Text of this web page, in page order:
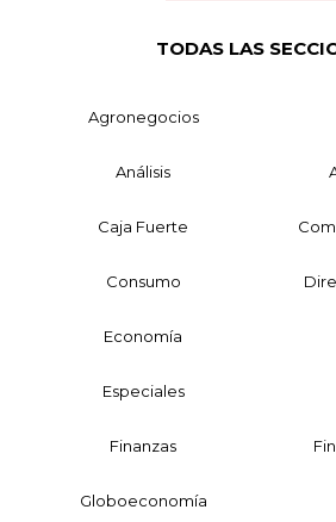
TODAS LAS
Agronegocios
Análisis
Caja Fuerte
Consumo
Economía
Especiales
Finanzas
Globoeconomía